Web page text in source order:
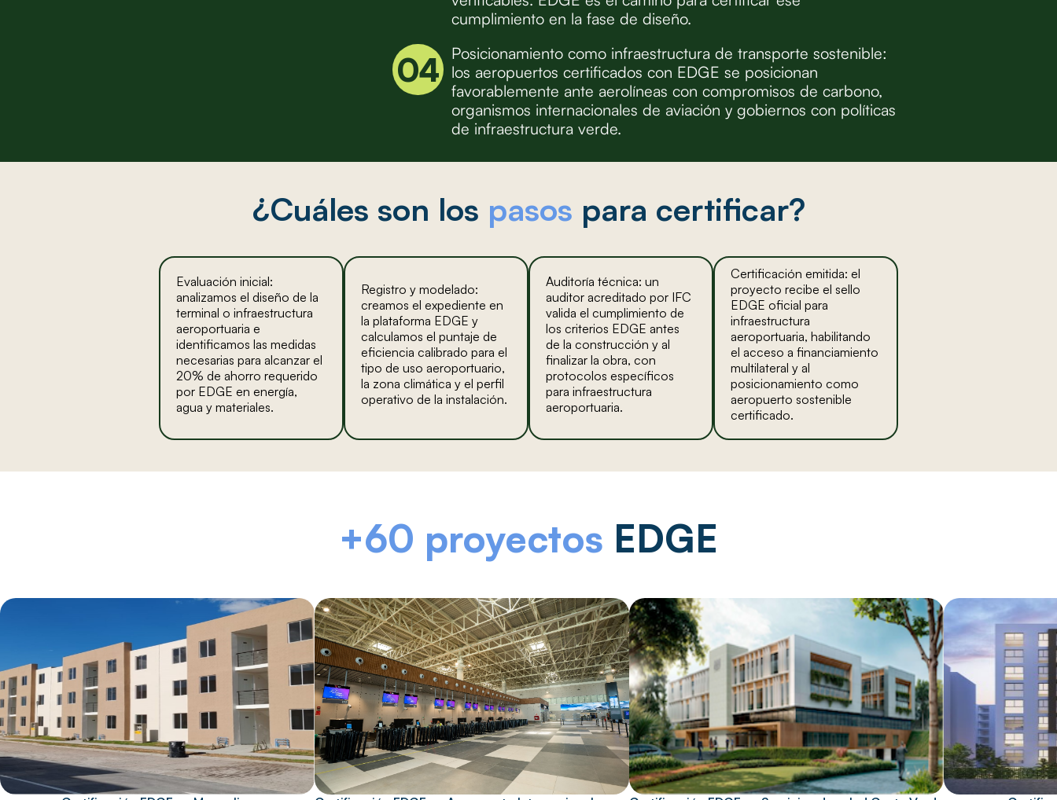
cumplimiento en la fase de diseño.
04
Posicionamiento como infraestructura de transporte sostenible:
los aeropuertos certificados con EDGE se posicionan
favorablemente ante aerolíneas con compromisos de carbono,
organismos internacionales de aviación y gobiernos con políticas
de infraestructura verde.
¿Cuáles son los pasos para certificar?
Evaluación inicial:
analizamos el diseño de la
terminal o infraestructura
aeroportuaria e
identificamos las medidas
necesarias para alcanzar el
20% de ahorro requerido
por EDGE en energía,
agua y materiales.
Registro y modelado:
creamos el expediente en
la plataforma EDGE y
calculamos el puntaje de
eficiencia calibrado para el
tipo de uso aeroportuario,
la zona climática y el perfil
operativo de la instalación.
Auditoría técnica: un
auditor acreditado por IFC
valida el cumplimiento de
los criterios EDGE antes
de la construcción y al
finalizar la obra, con
protocolos específicos
para infraestructura
aeroportuaria.
Certificación emitida: el
proyecto recibe el sello
EDGE oficial para
infraestructura
aeroportuaria, habilitando
el acceso a financiamiento
multilateral y al
posicionamiento como
aeropuerto sostenible
certificado.
+60 proyectos EDGE